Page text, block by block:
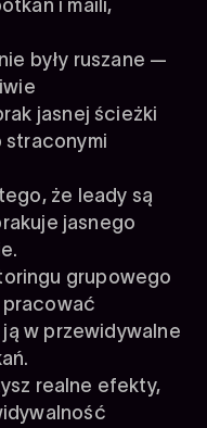
i maili,
były ruszane —
jasnej ścieżki
straconymi
że leady są
jasnego
.
grupowego
pracować
w przewidywalne
.
realne efekty,